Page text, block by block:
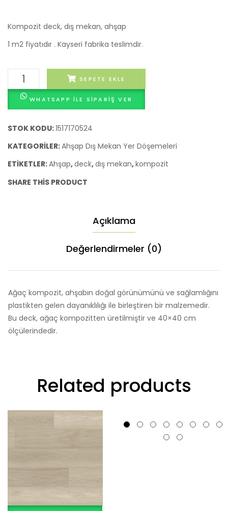
Kompozit deck, dış mekan, ahşap
1 m2 fiyatıdır . Kayseri fabrika teslimdir.
Ağaç
Kompozit
Deck
cm
SEPETE EKLE
WHATSAPP ILE SIPARIŞ VER
STOK KODU:1517170524
KATEGORILER:Ahşap Dış Mekan Yer Döşemeleri
ETIKETLER:Ahşap,deck,dış mekan,kompozit
SHARE THIS PRODUCT
Açıklama
Değerlendirmeler (0)
Ağaç kompozit, ahşabın doğal görünümünü ve sağlamlığını
plastikten gelen dayanıklılığı ile birleştiren bir malzemedir.
Bu deck, ağaç kompozitten üretilmiştir ve 40×40 cm
ölçülerindedir.
Related products